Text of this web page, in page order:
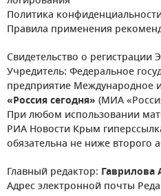
Политика
Правила применения
Свидетельство о регистрации
Учредитель: Федеральное
предприятие Международное
«Россия сегодня» (МИА
При любом использовании
РИА Новости Крым
обязательна не ниже второго
Главный редактор: Гаврилова
Адрес электронной почты